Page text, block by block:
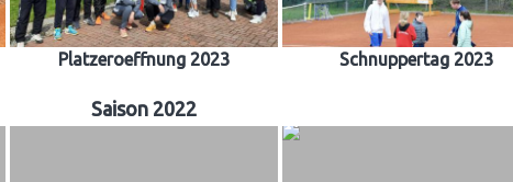
Platzeroeffnung 2023 Schnuppertag 2023
Saison 2022